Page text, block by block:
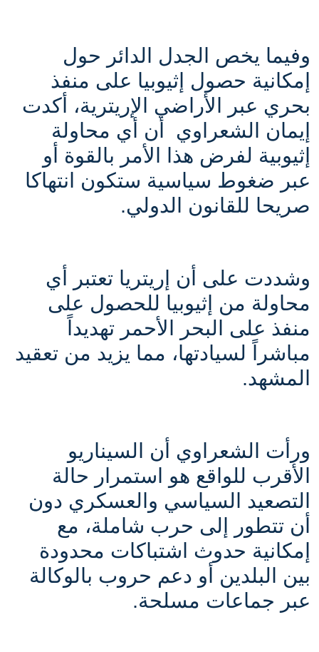
وفيما يخص الجدل الدائر حول
إمكانية حصول إثيوبيا على منفذ
بحري عبر الأراضي الإريترية، أكدت
إيمان الشعراوي أن أي محاولة
إثيوبية لفرض هذا الأمر بالقوة أو
عبر ضغوط سياسية ستكون انتهاكا
صريحا للقانون الدولي.
وشددت على أن إريتريا تعتبر أي
محاولة من إثيوبيا للحصول على
منفذ على البحر الأحمر تهديداً
مباشراً لسيادتها، مما يزيد من تعقيد
المشهد.
ورأت الشعراوي أن السيناريو
الأقرب للواقع هو استمرار حالة
التصعيد السياسي والعسكري دون
أن تتطور إلى حرب شاملة، مع
إمكانية حدوث اشتباكات محدودة
بين البلدين أو دعم حروب بالوكالة
عبر جماعات مسلحة.